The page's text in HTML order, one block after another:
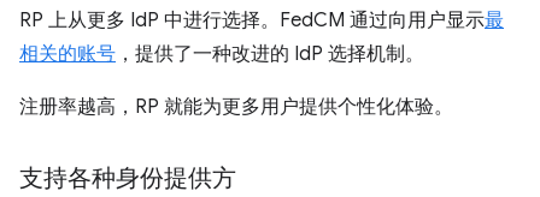
RP 上从更多 IdP 中进行选择。FedCM 通过向用户显示最
相关的账号 ，提供了一种改进的 IdP 选择机制。
注册率越高，RP 就能为更多用户提供个性化体验。
支持各种身份提供方